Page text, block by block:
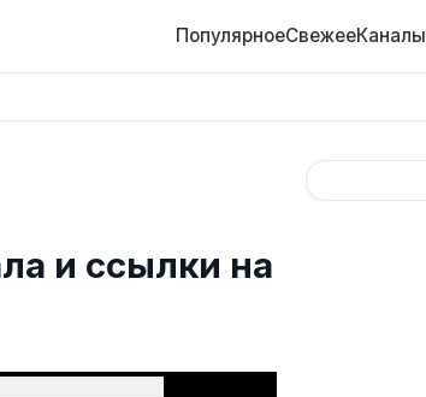
ПопулярноеСвежееКаналы
и ссылки на